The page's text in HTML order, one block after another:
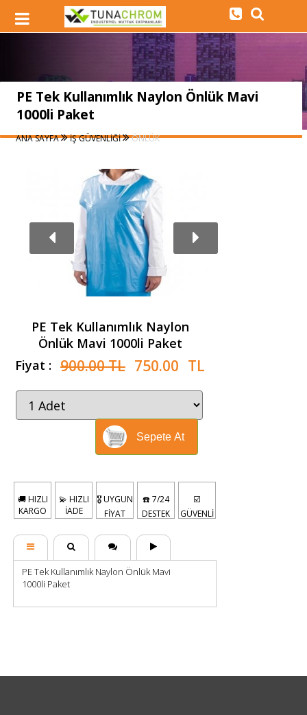
PE Tek Kullanımlık Naylon Önlük Mavi
1000li Paket
ANA SAYFA İŞ GÜVENLİĞİ ÖNLÜK
PE Tek Kullanımlık Naylon
Önlük Mavi 1000li Paket
Fiyat : 900.00 TL 750.00 TL
Sepete At
🚚 HIZLI
KARGO
💫 HIZLI
İADE
🎖️ UYGUN
FİYAT
☎️ 7/24
DESTEK
☑️
GÜVENLİ
PE Tek Kullanımlık Naylon Önlük Mavi
1000li Paket